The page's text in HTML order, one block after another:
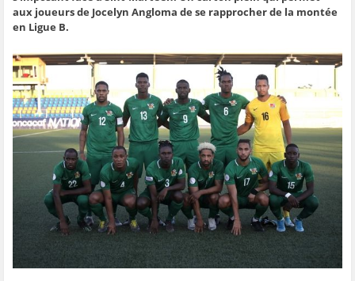
u
r
t
a
e
r
s
u
r
F
a
c
e
b
o
o
k
(
o
u
v
r
a
u
r
p
t
a
g
e
r
s
u
r
T
w
i
t
t
e
r
(
o
u
v
r
d
a
n
u
r
t
a
e
r
s
u
r
W
h
a
t
s
A
p
(
o
u
v
d
a
u
r
p
t
a
g
e
r
s
u
r
S
k
y
p
e
(
o
u
v
r
e
d
a
n
s
u
u
r
o
y
r
p
a
r
e
-
m
a
i
l
à
u
n
a
m
i
(
v
r
aux joueurs de Jocelyn Angloma de se rapprocher de la montée
en Ligue B.